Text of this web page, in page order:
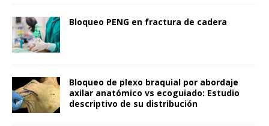
Bloqueo PENG en fractura de cadera
Bloqueo de plexo braquial por abordaje
axilar anatómico vs ecoguiado: Estudio
descriptivo de su distribución